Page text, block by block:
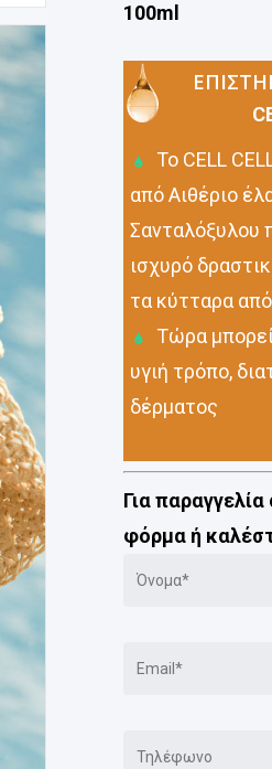
100ml
Το CELL
από Αιθέριο
Σανταλόξυλου
ισχυρό
τα κύτταρα από
Τώρα
υγιή τρόπο,
δέρματος
Για
φόρμα ή